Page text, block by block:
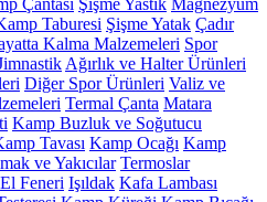
Çantası Şişme Yastık Magnezyum
Taburesi Şişme Yatak Çadır
Kalma Malzemeleri Spor
Ağırlık ve Halter Ürünleri
Diğer Spor Ürünleri Valiz ve
Termal Çanta Matara
Kamp Buzluk ve Soğutucu
Tavası Kamp Ocağı Kamp
ve Yakıcılar Termoslar
El Feneri Işıldak Kafa Lambası